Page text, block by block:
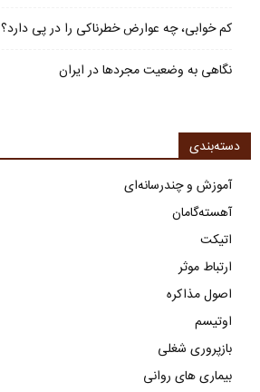
کم خوابی، چه عوارض خطرناکی را در پی دارد؟
نگاهی به وضعیت مجردها در ایران
دسته‌بندی
آموزش و چندرسانه‌ای
آهسته‌گامان
اتیکت
ارتباط موثر
اصول مذاکره
اوتیسم
بازپروری شغلی
بیماری های روانی